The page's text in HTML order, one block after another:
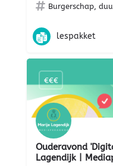
Burgerschap,
lespakket
Ouderavond
Lagendijk |
€€€